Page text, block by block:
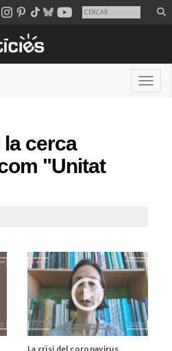
cerca
"Unitat
La crisi del coronavirus